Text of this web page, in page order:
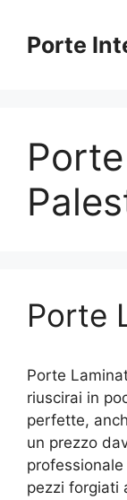
contenuto
Porte
Porte
Porte
riuscirai in
perfette,
un prezzo
pezzi forgiati